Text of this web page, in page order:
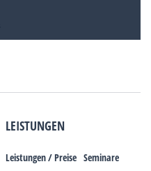
LEISTUNGEN
Leistungen / Preise Seminare